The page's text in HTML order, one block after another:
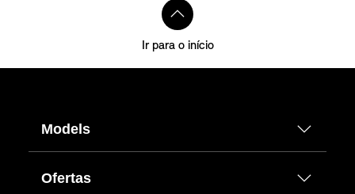
Ir para o início
Models
Ofertas